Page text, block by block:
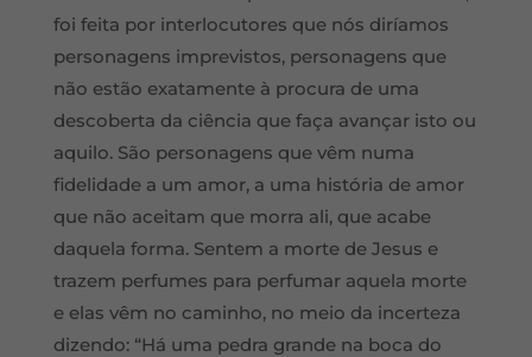
foi feita por interlocutores que nós diríamos
personagens imprevistos, personagens que
não estão exatamente à procura de uma
descoberta da ciência que faça avançar isto ou
aquilo. São personagens que vêm numa
fidelidade a um amor, a uma história de amor
que não aceitam que morra ali, que acabe
daquela forma. Sentem a morte de Jesus e
trazem perfumes para perfumar aquela morte
e elas vêm no caminho, no meio da incerteza
dizendo: “Há uma pedra grande na boca do